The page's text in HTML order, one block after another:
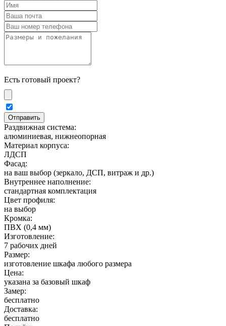
Есть готовый проект?
Раздвижная система:
алюминиевая, нижнеопорная
Материал корпуса:
ЛДСП
Фасад:
на ваш выбор (зеркало, ДСП, витраж и др.)
Внутреннее наполнение:
стандартная комплектация
Цвет профиля:
на выбор
Кромка:
ПВХ (0,4 мм)
Изготовление:
7 рабочих дней
Размер:
изготовление шкафа любого размера
Цена:
указана за базовый шкаф
Замер:
бесплатно
Доставка:
бесплатно